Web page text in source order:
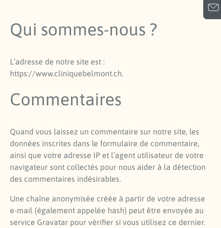
Qui sommes-nous ?
L’adresse de notre site est :
https://www.cliniquebelmont.ch.
Commentaires
Quand vous laissez un commentaire sur notre site, les
données inscrites dans le formulaire de commentaire,
ainsi que votre adresse IP et l’agent utilisateur de votre
navigateur sont collectés pour nous aider à la détection
des commentaires indésirables.
Une chaîne anonymisée créée à partir de votre adresse
e-mail (également appelée hash) peut être envoyée au
service Gravatar pour vérifier si vous utilisez ce dernier.